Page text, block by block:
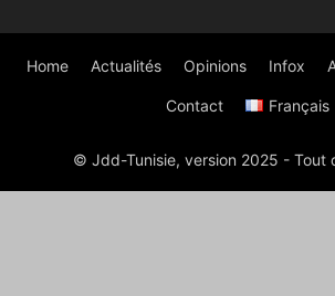
Home Actualités Opinions Infox
Contact Français
© Jdd-Tunisie, version 2025 - Tout